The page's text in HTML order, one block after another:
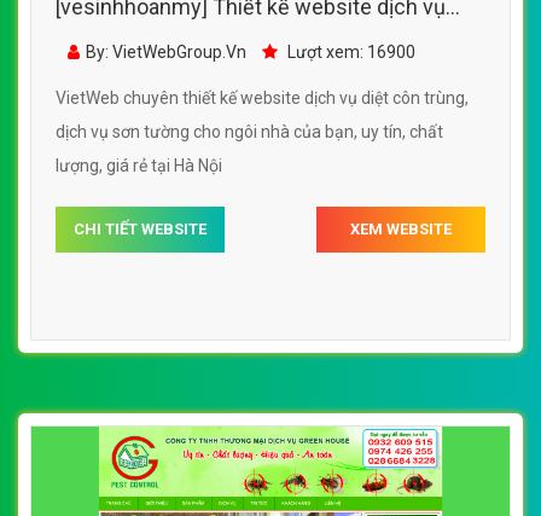
[vesinhhoanmy] Thiết kế website dịch vụ
diệt côn trùng, dịch vụ sơn tường cho ngôi
By: VietWebGroup.Vn Lượt xem: 16900
VietWeb chuyên thiết kế website dịch vụ diệt côn trùng,
dịch vụ sơn tường cho ngôi nhà của bạn, uy tín, chất
lượng, giá rẻ tại Hà Nội
CHI TIẾT WEBSITE XEM WEBSITE